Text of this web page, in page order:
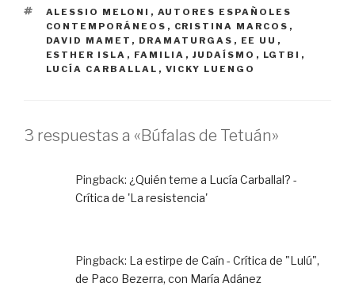
ETIQUETAS
ALESSIO MELONI , AUTORES ESPAÑOLES
CONTEMPORÁNEOS , CRISTINA MARCOS ,
DAVID MAMET , DRAMATURGAS , EE UU ,
ESTHER ISLA , FAMILIA , JUDAÍSMO , LGTBI ,
LUCÍA CARBALLAL , VICKY LUENGO
3 respuestas a «Búfalas de Tetuán»
Pingback: ¿Quién teme a Lucía Carballal? -
Crítica de 'La resistencia'
Pingback: La estirpe de Caín - Crítica de "Lulú",
de Paco Bezerra, con María Adánez